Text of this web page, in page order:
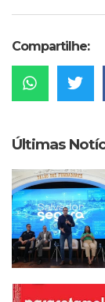
Compartilhe:
Últimas